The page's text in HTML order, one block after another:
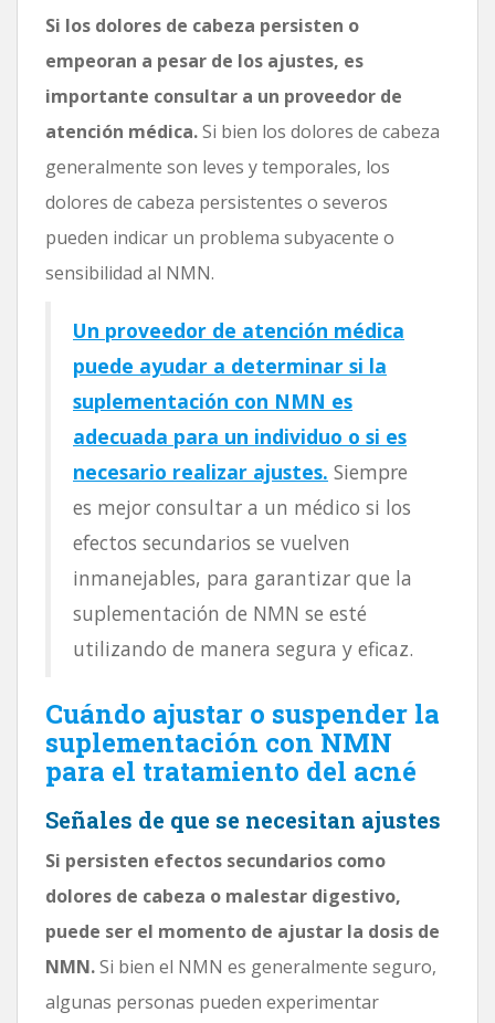
Si los dolores de cabeza persisten o
empeoran a pesar de los ajustes, es
importante consultar a un proveedor de
atención médica.Si bien los dolores de cabeza
generalmente son leves y temporales, los
dolores de cabeza persistentes o severos
pueden indicar un problema subyacente o
sensibilidad al NMN.
Un proveedor de atención médica
puede ayudar a determinar si la
suplementación con NMN es
adecuada para un individuo o si es
necesario realizar ajustes. Siempre
es mejor consultar a un médico si los
efectos secundarios se vuelven
inmanejables, para garantizar que la
suplementación de NMN se esté
utilizando de manera segura y eficaz.
Cuándo ajustar o suspender la
suplementación con NMN
para el tratamiento del acné
Señales de que se necesitan ajustes
Si persisten efectos secundarios como
dolores de cabeza o malestar digestivo,
puede ser el momento de ajustar la dosis de
NMN.Si bien el NMN es generalmente seguro,
algunas personas pueden experimentar